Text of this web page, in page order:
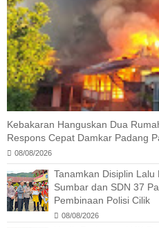
Kebakaran Hanguskan Dua
Respons Cepat Damkar Padang
08/08/2026
Tanamkan Disiplin
Sumbar dan SDN 37
Pembinaan Polisi Cilik
08/08/2026